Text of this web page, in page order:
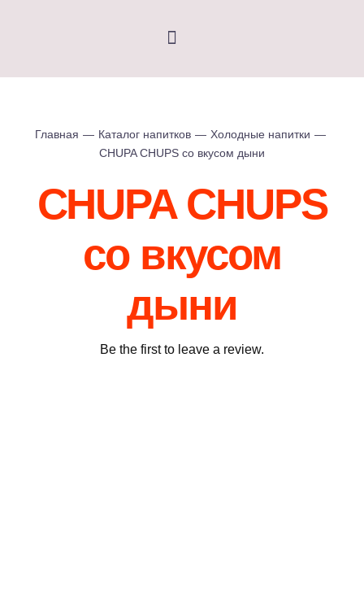
Toggle
Каталог напитков
О нас
Главная — Каталог напитков — Холодные напитки —
CHUPA CHUPS со вкусом дыни
CHUPA CHUPS
со вкусом
дыни
Be the first to leave a review.